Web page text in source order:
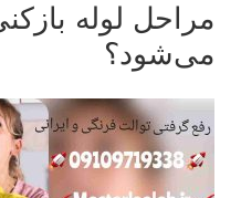
مراحل لوله
می‌شود؟